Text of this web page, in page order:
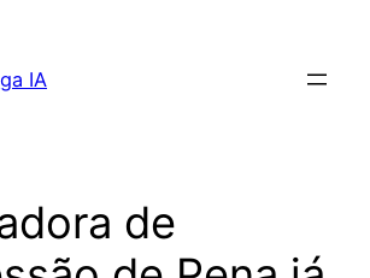
IA
de